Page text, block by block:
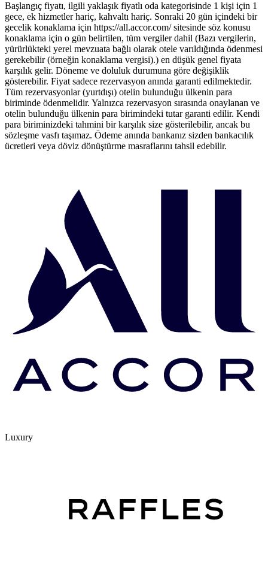
Başlangıç fiyatı, ilgili yaklaşık fiyatlı oda kategorisinde 1 kişi için 1
gece, ek hizmetler hariç, kahvaltı hariç. Sonraki 20 gün içindeki bir
gecelik konaklama için https://all.accor.com/ sitesinde söz konusu
konaklama için o gün belirtilen, tüm vergiler dahil (Bazı vergilerin,
yürürlükteki yerel mevzuata bağlı olarak otele varıldığında ödenmesi
gerekebilir (örneğin konaklama vergisi).) en düşük genel fiyata
karşılık gelir. Döneme ve doluluk durumuna göre değişiklik
gösterebilir. Fiyat sadece rezervasyon anında garanti edilmektedir.
Tüm rezervasyonlar (yurtdışı) otelin bulunduğu ülkenin para
biriminde ödenmelidir. Yalnızca rezervasyon sırasında onaylanan ve
otelin bulunduğu ülkenin para birimindeki tutar garanti edilir. Kendi
para biriminizdeki tahmini bir karşılık size gösterilebilir, ancak bu
sözleşme vasfı taşımaz. Ödeme anında bankanız sizden bankacılık
ücretleri veya döviz dönüştürme masraflarını tahsil edebilir.
Luxury